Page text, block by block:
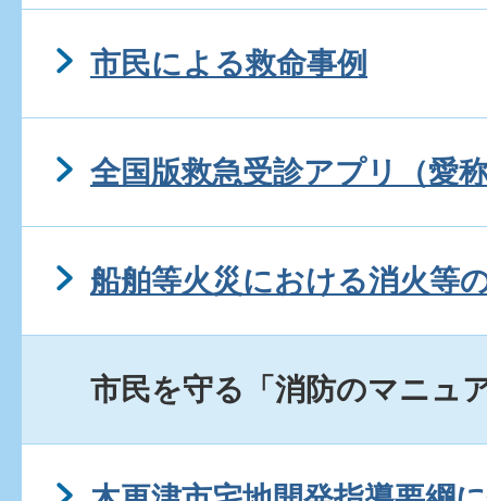
市民による救命事例
全国版救急受診アプリ（愛
船舶等火災における消火等
市民を守る「消防のマニュ